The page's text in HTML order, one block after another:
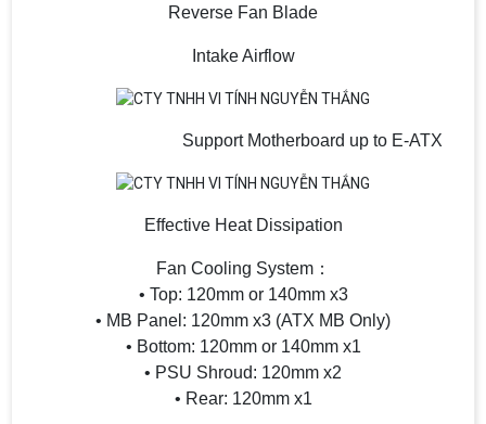
Reverse Fan Blade
Intake Airflow
Support Motherboard up to E-ATX
Effective Heat Dissipation
Fan Cooling System：
• Top: 120mm or 140mm x3
• MB Panel: 120mm x3 (ATX MB Only)
• Bottom: 120mm or 140mm x1
• PSU Shroud: 120mm x2
• Rear: 120mm x1